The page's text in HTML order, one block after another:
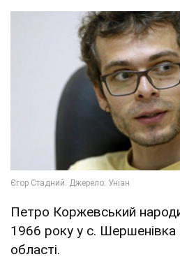
Петро Коржевський
1966 року у с. Шершенівка
області.